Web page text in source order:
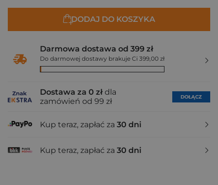
DODAJ DO KOSZYKA
Darmowa dostawa od 399 zł
Do darmowej dostawy brakuje Ci 399,00 zł
Dostawa za 0 zł dla
zamówień od 99 zł
DOŁĄCZ
Kup teraz, zapłać za 30 dni
Kup teraz, zapłać za 30 dni